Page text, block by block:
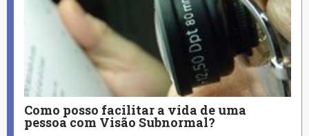
Como posso facilitar a vida de uma
pessoa com Visão Subnormal?